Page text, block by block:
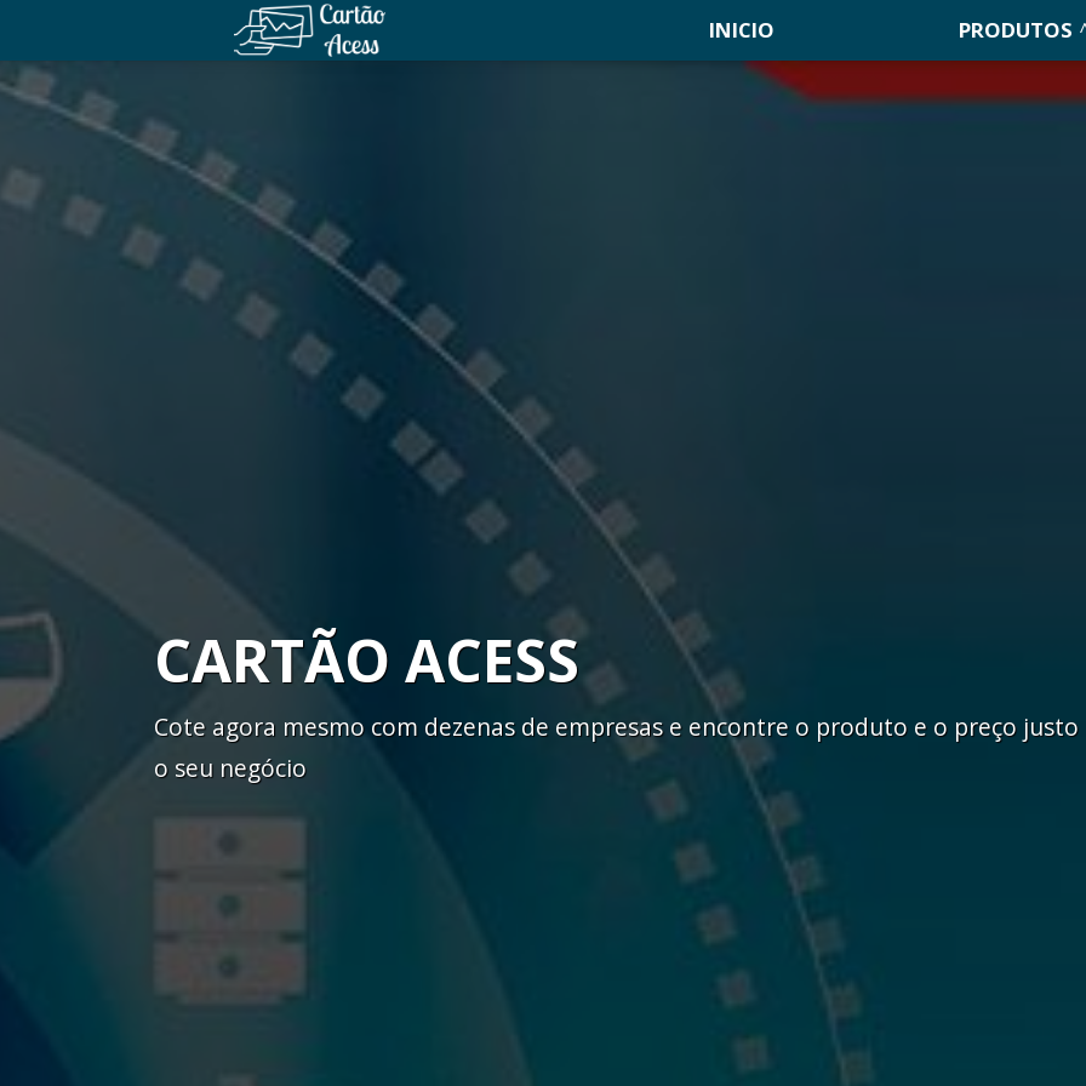
INICIO PRODUTOS
CARTÃO ACESS
Cote agora mesmo com dezenas de empresas e encontre o produto e o preço justo
o seu negócio